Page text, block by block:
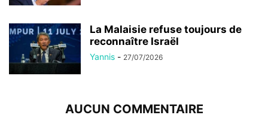
La Malaisie refuse toujours de
reconnaître Israël
Yannis - 27/07/2026
AUCUN COMMENTAIRE